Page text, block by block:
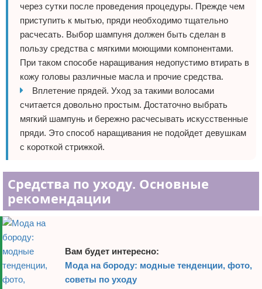
через сутки после проведения процедуры. Прежде чем
приступить к мытью, пряди необходимо тщательно
расчесать. Выбор шампуня должен быть сделан в
пользу средства с мягкими моющими компонентами.
При таком способе наращивания недопустимо втирать в
кожу головы различные масла и прочие средства.
Вплетение прядей. Уход за такими волосами
считается довольно простым. Достаточно выбрать
мягкий шампунь и бережно расчесывать искусственные
пряди. Это способ наращивания не подойдет девушкам
с короткой стрижкой.
Средства по уходу. Основные
рекомендации
Вам будет интересно:
Мода на бороду: модные тенденции, фото,
советы по уходу